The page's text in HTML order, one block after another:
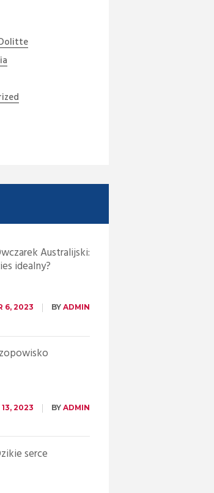
chyab Pipe (Medium)
Australijski:
idealny?
6, 2023 BY ADMIN
13, 2023 BY ADMIN
serce